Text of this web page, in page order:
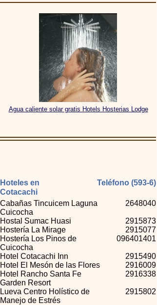
Hoteles en
Cotacachi
Cabañas Tincuicem Laguna
Cuicocha
Hostal Sumac Huasi
Hostería La Mirage
Hostería Los Pinos de
Cuicocha
Hotel Cotacachi Inn
Hotel El Mesón de las Flores
Hotel Rancho Santa Fe
Garden Resort
Lueva Centro Holístico de
Manejo de Estrés
2648040
2915873
2915077
096401401
2915490
2916009
2916338
2915802
Teléfono (593-6)
Agua caliente solar gratis Hotels Hosterias Lodge